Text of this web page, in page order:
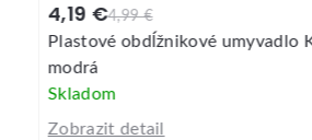
4,99 €
4,19 €
Plastové obdĺžnikové umyvadlo
modrá
Skladom
Zobrazit detail